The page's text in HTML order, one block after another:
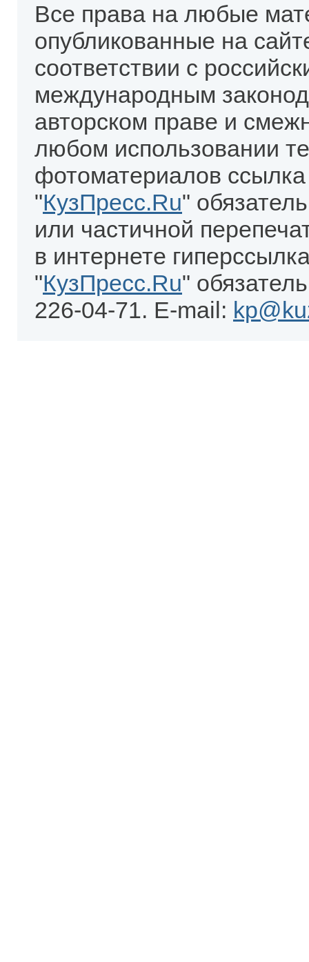
Все права на любые
опубликованные на
соответствии с
международным
авторском праве и
любом использовании
фотоматериалов
"КузПресс.Ru"
или частичной
в интернете
"КузПресс.Ru"
226-04-71. E-mail: